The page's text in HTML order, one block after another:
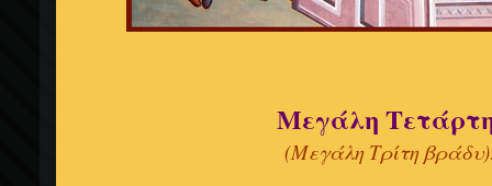
Μεγάλη
(Μεγάλη Τρίτη